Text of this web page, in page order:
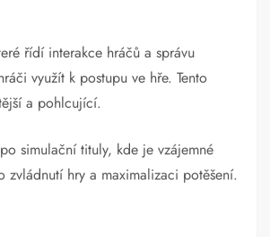
řídí interakce hráčů a správu
využít k postupu ve hře. Tento
a pohlcující.
simulační tituly, kde je vzájemné
hry a maximalizaci potěšení.